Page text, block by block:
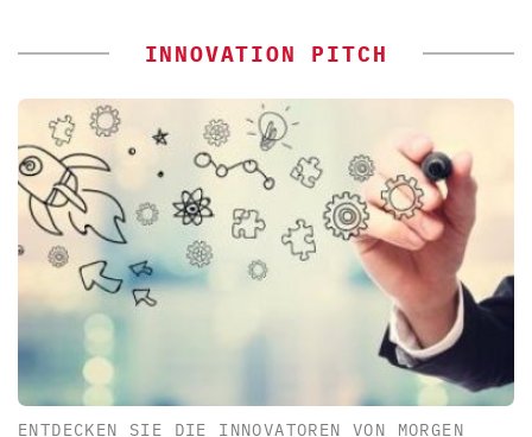
INNOVATION PITCH
ENTDECKEN SIE DIE INNOVATOREN VON MORGEN